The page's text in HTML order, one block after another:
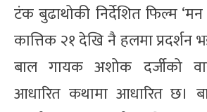
टंक बुढाथोकी निर्देशित फिल्म
कात्तिक २१ देखि नै हलमा प्रदर्शन
बाल गायक अशोक दर्जीको
आधारित कथामा आधारित छ।